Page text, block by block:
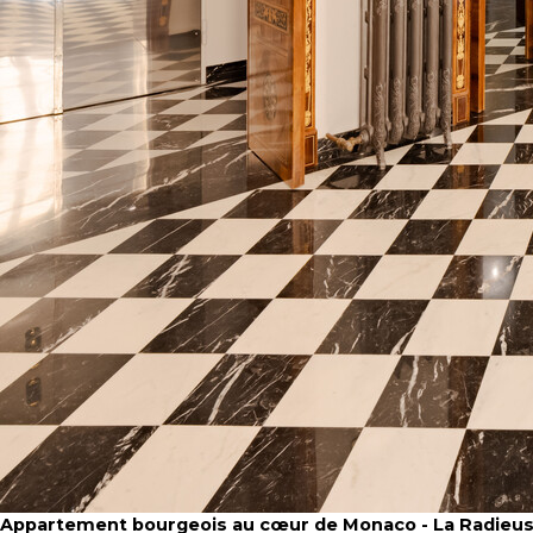
Appartement bourgeois au cœur de Monaco - La